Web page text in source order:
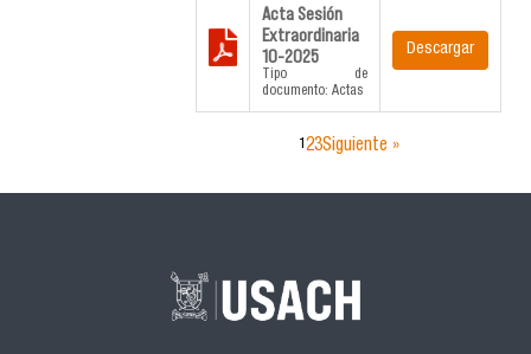
Acta Sesión
Extraordinaria
10-2025
Tipo de
documento: Actas
Descargar
123Siguiente »